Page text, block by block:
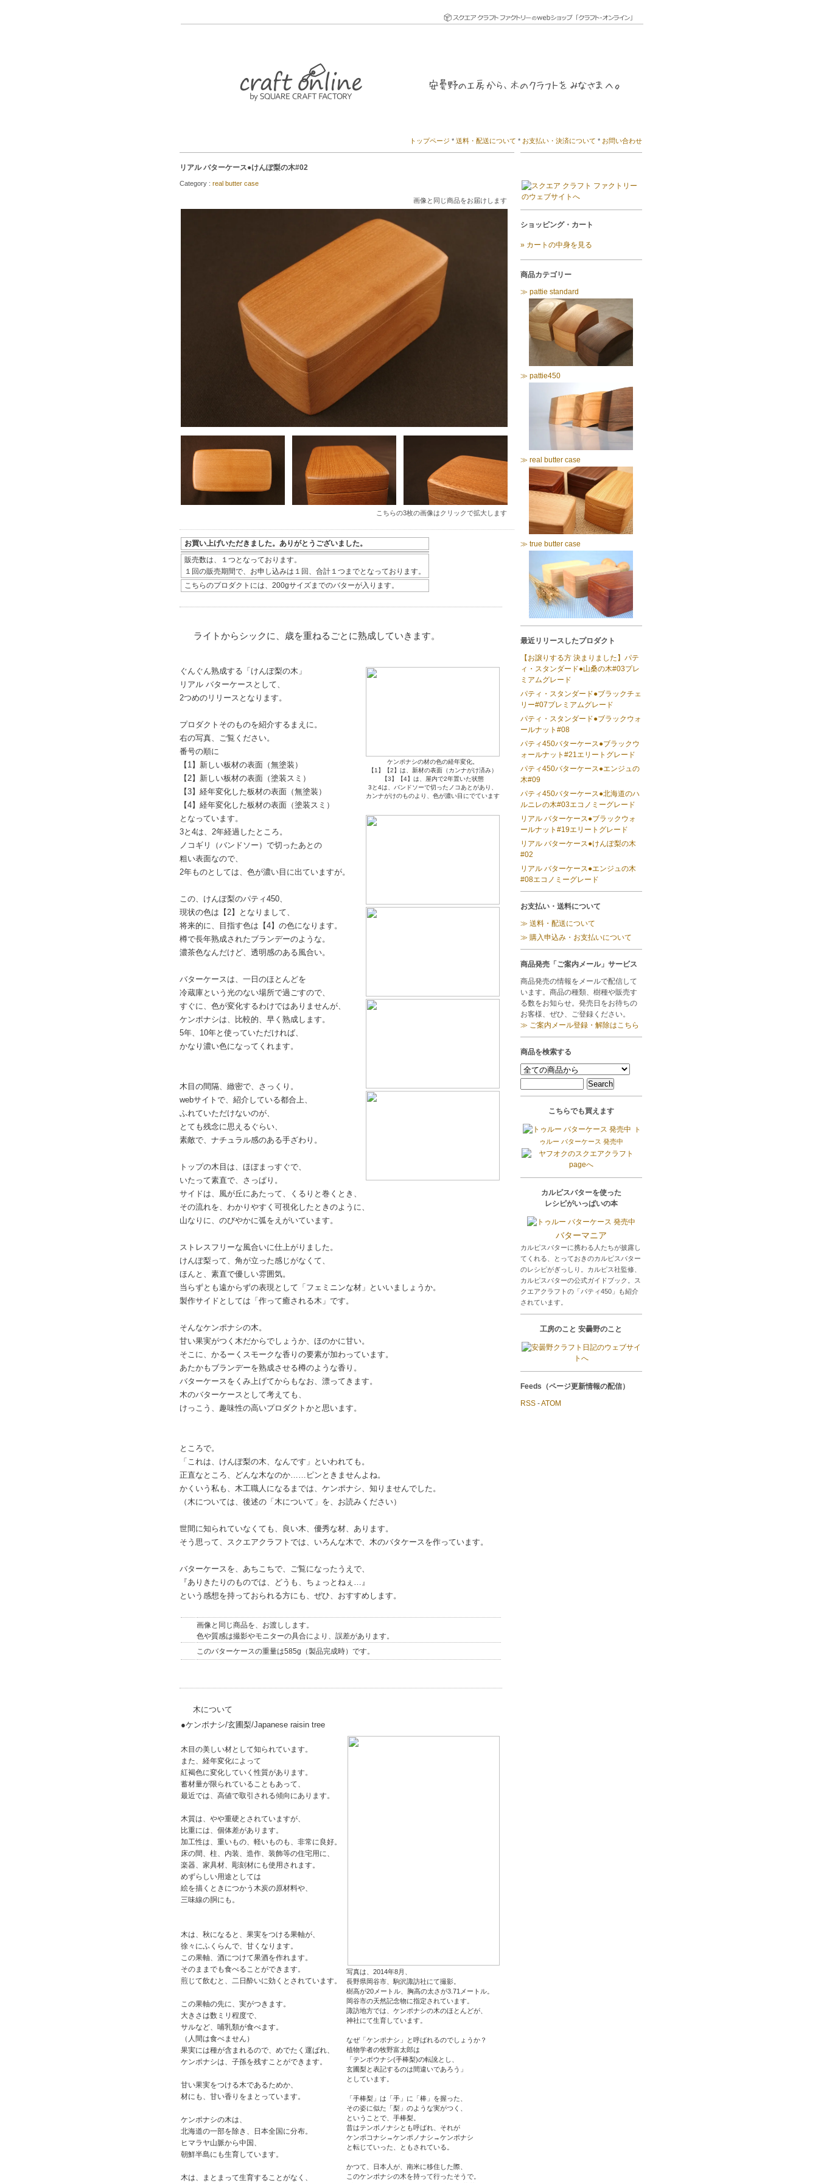
トップページ * 送料・配送について * お支払い・決済について * お問い合わせ
リアル バターケース●けんぽ梨の木#02
Category : real butter case
画像と同じ商品をお届けします
こちらの3枚の画像はクリックで拡大します
お買い上げいただきました。ありがとうございました。
販売数は、１つとなっております。
１回の販売期間で、お申し込みは１回、合計１つまでとなっております。
こちらのプロダクトには、200gサイズまでのバターが入ります。
ライトからシックに、歳を重ねるごとに熟成していきます。
ケンポナシの材の色の経年変化。
【1】【2】は、新材の表面（カンナがけ済み）
【3】【4】は、屋内で2年置いた状態
3と4は、バンドソーで切ったノコあとがあり、
カンナがけのものより、色が濃い目にでています
ぐんぐん熟成する「けんぽ梨の木」
リアル バターケースとして、
2つめのリリースとなります。
プロダクトそのものを紹介するまえに。
右の写真、ご覧ください。
番号の順に
【1】新しい板材の表面（無塗装）
【2】新しい板材の表面（塗装スミ）
【3】経年変化した板材の表面（無塗装）
【4】経年変化した板材の表面（塗装スミ）
となっています。
3と4は、2年経過したところ。
ノコギリ（バンドソー）で切ったあとの
粗い表面なので、
2年ものとしては、色が濃い目に出ていますが。
この、けんぽ梨のパティ450、
現状の色は【2】となりまして、
将来的に、目指す色は【4】の色になります。
樽で長年熟成されたブランデーのような。
濃茶色なんだけど、透明感のある風合い。
バターケースは、一日のほとんどを
冷蔵庫という光のない場所で過ごすので、
すぐに、色が変化するわけではありませんが、
ケンポナシは、比較的、早く熟成します。
5年、10年と使っていただければ、
かなり濃い色になってくれます。
木目の間隔、緻密で、さっくり。
webサイトで、紹介している都合上、
ふれていただけないのが、
とても残念に思えるぐらい、
素敵で、ナチュラル感のある手ざわり。
トップの木目は、ほぼまっすぐで、
いたって素直で、さっぱり。
サイドは、風が丘にあたって、くるりと巻くとき、
その流れを、わかりやすく可視化したときのように、
山なりに、のびやかに弧をえがいています。
ストレスフリーな風合いに仕上がりました。
けんぽ梨って、角が立った感じがなくて、
ほんと、素直で優しい雰囲気。
当らずとも遠からずの表現として「フェミニンな材」といいましょうか。
製作サイドとしては「作って癒される木」です。
そんなケンポナシの木。
甘い果実がつく木だからでしょうか、ほのかに甘い。
そこに、かるーくスモークな香りの要素が加わっています。
あたかもブランデーを熟成させる樽のような香り。
バターケースをくみ上げてからもなお、漂ってきます。
木のバターケースとして考えても、
けっこう、趣味性の高いプロダクトかと思います。
ところで。
「これは、けんぽ梨の木、なんです」といわれても。
正直なところ、どんな木なのか……ピンときませんよね。
かくいう私も、木工職人になるまでは、ケンポナシ、知りませんでした。
（木については、後述の「木について」を、お読みください）
世間に知られていなくても、良い木、優秀な材、あります。
そう思って、スクエアクラフトでは、いろんな木で、木のバタケースを作っています。
バターケースを、あちこちで、ご覧になったうえで、
『ありきたりのものでは、どうも、ちょっとねぇ…』
という感想を持っておられる方にも、ぜひ、おすすめします。
画像と同じ商品を、お渡しします。
色や質感は撮影やモニターの具合により、誤差があります。
このバターケースの重量は585g（製品完成時）です。
木について
●ケンポナシ/玄圃梨/Japanese raisin tree
木目の美しい材として知られています。
また、経年変化によって
紅褐色に変化していく性質があります。
蓄材量が限られていることもあって、
最近では、高値で取引される傾向にあります。
木質は、やや重硬とされていますが、
比重には、個体差があります。
加工性は、重いもの、軽いものも、非常に良好。
床の間、柱、内装、造作、装飾等の住宅用に、
楽器、家具材、彫刻材にも使用されます。
めずらしい用途としては
絵を描くときにつかう木炭の原材料や、
三味線の胴にも。
木は、秋になると、果実をつける果軸が、
徐々にふくらんで、甘くなります。
この果軸、酒につけて果酒を作れます。
そのままでも食べることができます。
煎じて飲むと、二日酔いに効くとされています。
この果軸の先に、実がつきます。
大きさは数ミリ程度で、
サルなど、哺乳類が食べます。
（人間は食べません）
果実には種が含まれるので、めでたく運ばれ、
ケンポナシは、子孫を残すことができます。
甘い果実をつける木であるためか、
材にも、甘い香りをまとっています。
ケンポナシの木は、
北海道の一部を除き、日本全国に分布。
ヒマラヤ山脈から中国、
朝鮮半島にも生育しています。
木は、まとまって生育することがなく、
写真は、2014年8月、
長野県岡谷市、駒沢諏訪社にて撮影。
樹高が20メートル、胸高の太さが3.71メートル。
岡谷市の天然記念物に指定されています。
諏訪地方では、ケンポナシの木のほとんどが、
神社にて生育しています。
なぜ「ケンポナシ」と呼ばれるのでしょうか？
植物学者の牧野富太郎は
「テンボウナシ(手棒梨)の転訛とし、
玄圃梨と表記するのは間違いであろう」
としています。
「手棒梨」は「手」に「棒」を握った、
その姿に似た「梨」のような実がつく、
ということで、手棒梨。
昔はテンボノナシとも呼ばれ、それが
ケンポコナシ→ケンポノナシ→ケンポナシ
と転じていった、ともされている。
かつて、日本人が、南米に移住した際、
このケンポナシの木を持って行ったそうで。
ショッピング・カート
» カートの中身を見る
商品カテゴリー
≫ pattie standard
≫ pattie450
≫ real butter case
≫ true butter case
最近リリースしたプロダクト
【お譲りする方 決まりました】パテ
ィ・スタンダード●山桑の木#03プレ
ミアムグレード
パティ・スタンダード●ブラックチェ
リー#07プレミアムグレード
パティ・スタンダード●ブラックウォ
ールナット#08
パティ450バターケース●ブラックウ
ォールナット#21エリートグレード
パティ450バターケース●エンジュの
木#09
パティ450バターケース●北海道のハ
ルニレの木#03エコノミーグレード
リアル バターケース●ブラックウォ
ールナット#19エリートグレード
リアル バターケース●けんぽ梨の木
#02
リアル バターケース●エンジュの木
#08エコノミーグレード
お支払い・送料について
≫ 送料・配送について
≫ 購入申込み・お支払いについて
商品発売「ご案内メール」サービス
商品発売の情報をメールで配信して
います。商品の種類、樹種や販売す
る数をお知らせ。発売日をお待ちの
お客様、ぜひ、ご登録ください。
≫ ご案内メール登録・解除はこちら
商品を検索する
こちらでも買えます
ト
ゥルー バターケース 発売中
カルピスバターを使った
レシピがいっぱいの本
バターマニア
カルピスバターに携わる人たちが披露し
てくれる、とっておきのカルピスバター
のレシピがぎっしり。カルピス社監修、
カルピスバターの公式ガイドブック。ス
クエアクラフトの「パティ450」も紹介
されています。
工房のこと 安曇野のこと
Feeds（ページ更新情報の配信）
RSS-ATOM